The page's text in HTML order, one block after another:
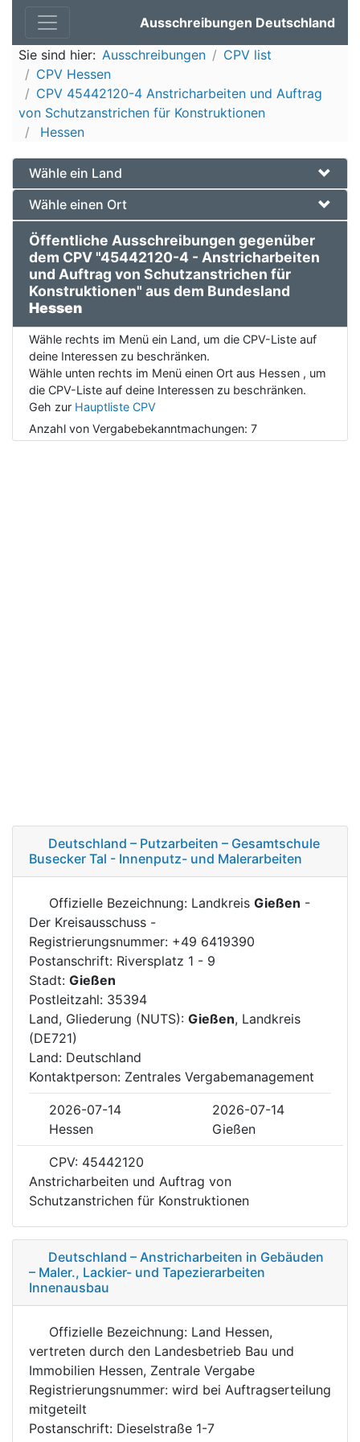
Ausschreibungen Deutschland
Sie sind hier: Ausschreibungen
CPV list
CPV Hessen
CPV 45442120-4 Anstricharbeiten und Auftrag
von Schutzanstrichen für Konstruktionen
Hessen
Wähle ein Land
Wähle einen Ort
Öffentliche Ausschreibungen gegenüber
dem CPV "45442120-4 - Anstricharbeiten
und Auftrag von Schutzanstrichen für
Konstruktionen" aus dem Bundesland
Hessen
Wähle rechts im Menü ein Land, um die CPV-Liste auf
deine Interessen zu beschränken.
Wähle unten rechts im Menü einen Ort aus Hessen , um
die CPV-Liste auf deine Interessen zu beschränken.
Geh zur Hauptliste CPV
Anzahl von Vergabebekanntmachungen: 7
Deutschland – Putzarbeiten – Gesamtschule
Busecker Tal - Innenputz- und Malerarbeiten
Offizielle Bezeichnung: Landkreis Gießen -
Der Kreisausschuss -
Registrierungsnummer: +49 6419390
Postanschrift: Riversplatz 1 - 9
Stadt: Gießen
Postleitzahl: 35394
Land, Gliederung (NUTS): Gießen, Landkreis
(DE721)
Land: Deutschland
Kontaktperson: Zentrales Vergabemanagement
2026-07-14
2026-07-14
Hessen
Gießen
CPV: 45442120
Anstricharbeiten und Auftrag von
Schutzanstrichen für Konstruktionen
Deutschland – Anstricharbeiten in Gebäuden
– Maler., Lackier- und Tapezierarbeiten
Innenausbau
Offizielle Bezeichnung: Land Hessen,
vertreten durch den Landesbetrieb Bau und
Immobilien Hessen, Zentrale Vergabe
Registrierungsnummer: wird bei Auftragserteilung
mitgeteilt
Postanschrift: Dieselstraße 1-7